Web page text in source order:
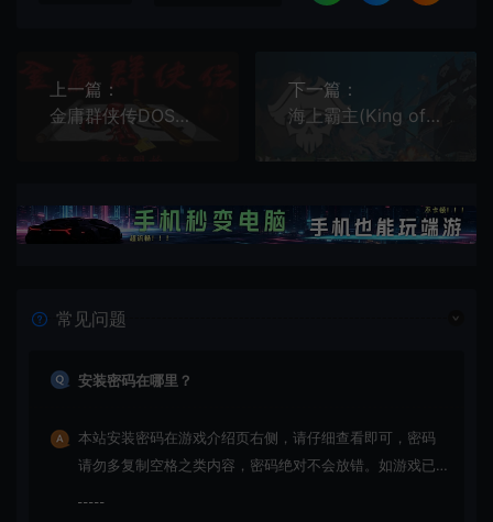
上一篇：
金庸群侠传DOS原版 (LegEnd) 繁中|PC|中国武侠RPG游戏
下一篇：
海上霸主(King of Seas)简中|PC|RPG|开放世界航海动作角色扮演游戏
常见问题
安装密码在哪里？
本站安装密码在游戏介绍页右侧，请仔细查看即可，密码
请勿多复制空格之类内容，密码绝对不会放错。如游戏已